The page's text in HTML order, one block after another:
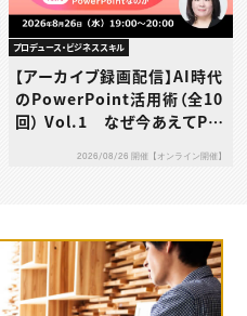
プロデュース・ビジネススキル
【アーカイブ録画配信】AI時代
のPowerPoint活用術（全10
回） Vol.1 なぜ今あえてPo
2026/08/26 開催【オンライン開催】